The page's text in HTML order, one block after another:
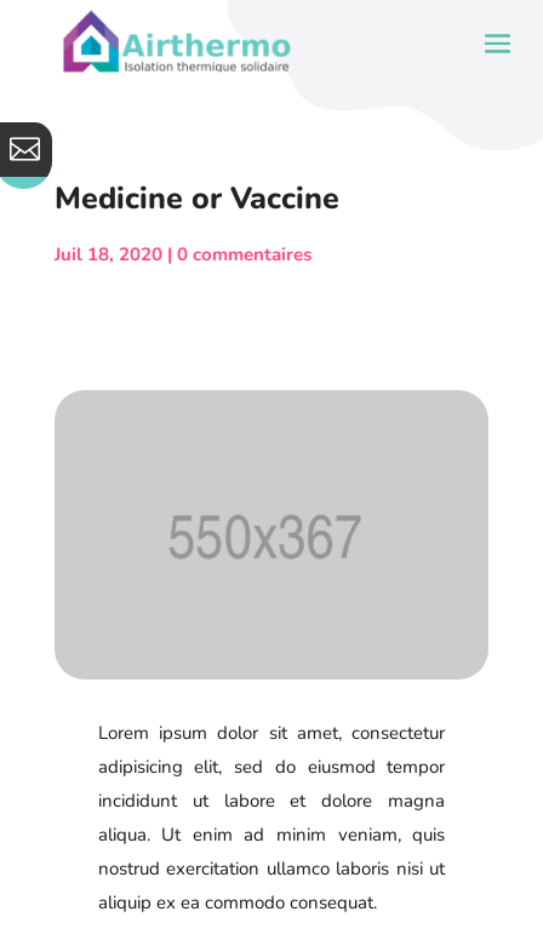

Medicine or Vaccine
Juil 18, 2020 0 commentaires
Lorem ipsum dolor sit amet, consectetur
adipisicing elit, sed do eiusmod tempor
incididunt ut labore et dolore magna
aliqua. Ut enim ad minim veniam, quis
nostrud exercitation ullamco laboris nisi ut
aliquip ex ea commodo consequat.